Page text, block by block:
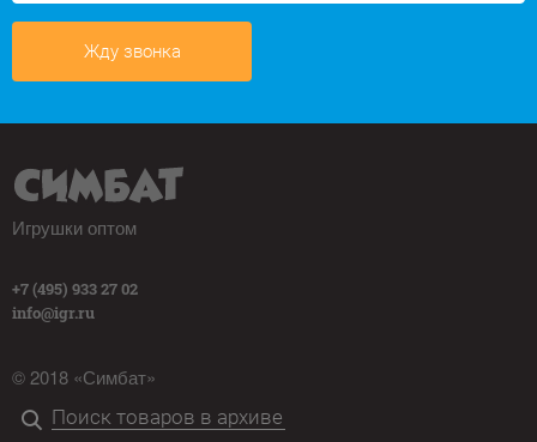
Жду звонка
Игрушки оптом
+7 (495) 933 27 02
info@igr.ru
© 2018 «Симбат»